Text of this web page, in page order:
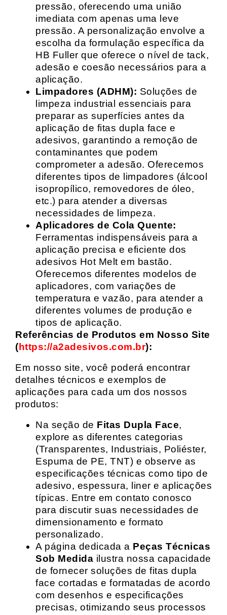
pressão, oferecendo uma união
imediata com apenas uma leve
pressão. A personalização envolve a
escolha da formulação específica da
HB Fuller que oferece o nível de tack,
adesão e coesão necessários para a
aplicação.
Limpadores (ADHM): Soluções de
limpeza industrial essenciais para
preparar as superfícies antes da
aplicação de fitas dupla face e
adesivos, garantindo a remoção de
contaminantes que podem
comprometer a adesão. Oferecemos
diferentes tipos de limpadores (álcool
isopropílico, removedores de óleo,
etc.) para atender a diversas
necessidades de limpeza.
Aplicadores de Cola Quente:
Ferramentas indispensáveis para a
aplicação precisa e eficiente dos
adesivos Hot Melt em bastão.
Oferecemos diferentes modelos de
aplicadores, com variações de
temperatura e vazão, para atender a
diferentes volumes de produção e
tipos de aplicação.
Referências de Produtos em Nosso Site
(https://a2adesivos.com.br):
Em nosso site, você poderá encontrar
detalhes técnicos e exemplos de
aplicações para cada um dos nossos
produtos:
Na seção de Fitas Dupla Face,
explore as diferentes categorias
(Transparentes, Industriais, Poliéster,
Espuma de PE, TNT) e observe as
especificações técnicas como tipo de
adesivo, espessura, liner e aplicações
típicas. Entre em contato conosco
para discutir suas necessidades de
dimensionamento e formato
personalizado.
A página dedicada a Peças Técnicas
Sob Medida ilustra nossa capacidade
de fornecer soluções de fitas dupla
face cortadas e formatadas de acordo
com desenhos e especificações
precisas, otimizando seus processos